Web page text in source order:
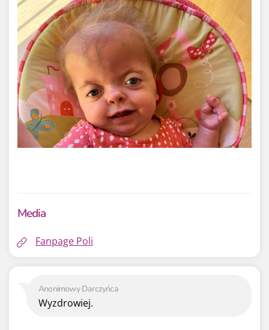
Media
Fanpage Poli
Anonimowy Darczyńca
Wyzdrowiej.